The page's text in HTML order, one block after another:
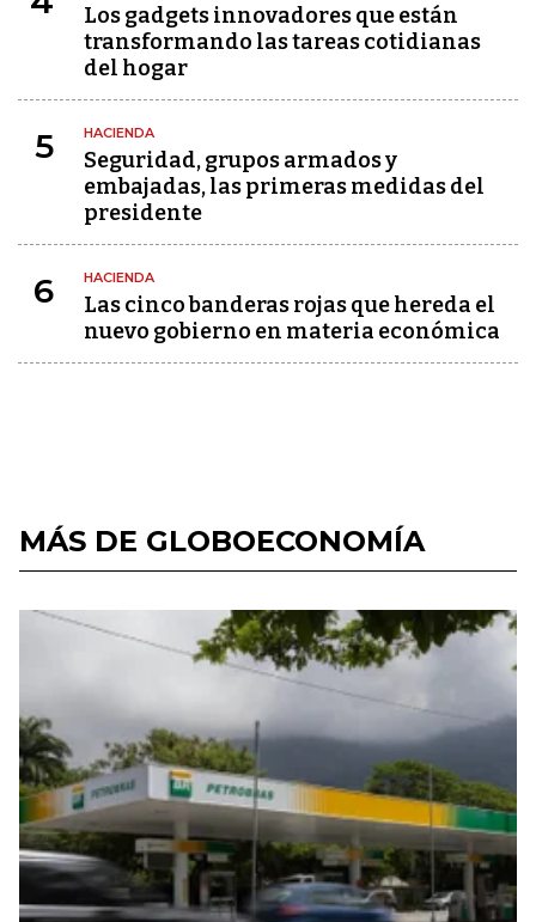
Los gadgets innovadores que están
transformando las tareas cotidianas
del hogar
5 HACIENDA
Seguridad, grupos armados y
embajadas, las primeras medidas del
presidente
6 HACIENDA
Las cinco banderas rojas que hereda el
nuevo gobierno en materia económica
MÁS DE GLOBOECONOMÍA